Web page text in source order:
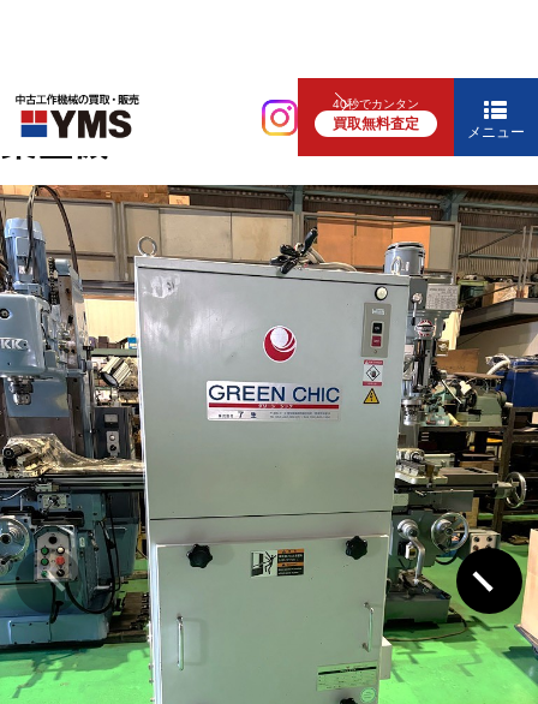
40秒でカンタン
買取無料査定 メニュー
補要工具・機械周辺機器
集塵機